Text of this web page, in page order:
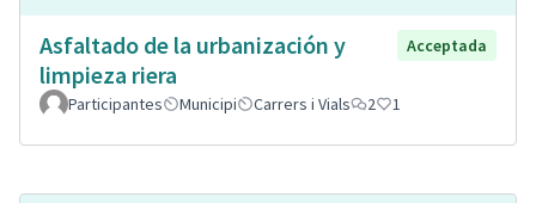
Asfaltado de la urbanización y
limpieza riera
Acceptada
Participantes Municipi Carrers i Vials 2 1